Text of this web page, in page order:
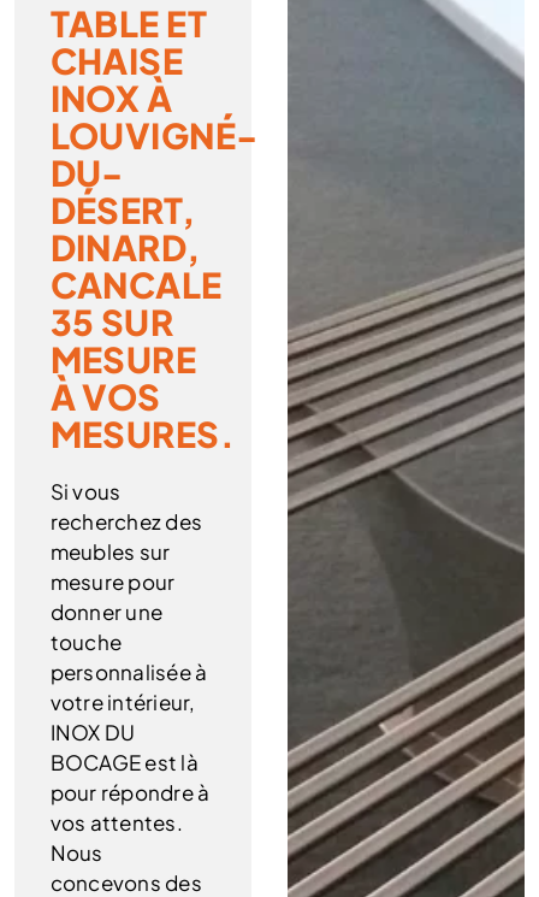
TABLE ET
CHAISE
INOX À
LOUVIGNÉ-
DU-
DÉSERT,
DINARD,
CANCALE
35 SUR
MESURE
À VOS
MESURES.
Si vous
recherchez des
meubles sur
mesure pour
donner une
touche
personnalisée à
votre intérieur,
INOX DU
BOCAGE est là
pour répondre à
vos attentes.
Nous
concevons des